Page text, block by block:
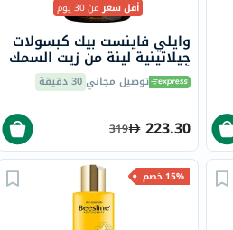
أقل سعرمن 30 يوم
وايلي فاينست بيك كبسولات
جيلاتينية لينة من زيت السمك
أوميغا 3 بتركيز 1000 ملجم
من حمض إيكوسابنتينويك
توصيل مجاني30 دقيقة
223.30
319
15% خصم